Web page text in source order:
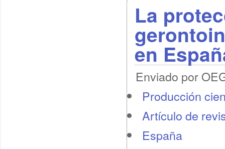
La
en
Enviado por
Producción
Artículo de
España